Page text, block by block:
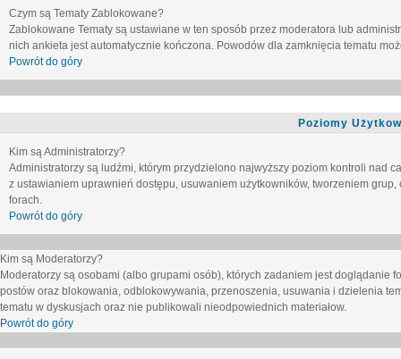
Czym są Tematy Zablokowane?
Zablokowane Tematy są ustawiane w ten sposób przez moderatora lub
nich ankieta jest automatycznie kończona. Powodów dla zamknięcia tematu
Powrót do góry
Poziomy
Kim są Administratorzy?
Administratorzy są ludźmi, którym przydzielono najwyższy poziom kontroli nad
z ustawianiem uprawnień dostępu, usuwaniem użytkowników, tworzeniem
forach.
Powrót do góry
Kim są Moderatorzy?
Moderatorzy są osobami (albo grupami osób), których zadaniem jest
postów oraz blokowania, odblokowywania, przenoszenia, usuwania i dzielenia
tematu w dyskusjach oraz nie publikowali nieodpowiednich materiałow.
Powrót do góry